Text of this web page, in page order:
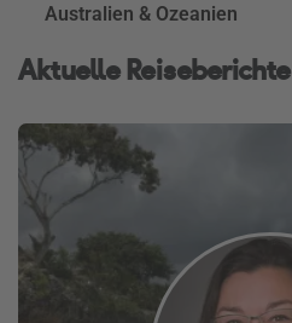
Australien & Ozeanien
Aktuelle Reiseberichte